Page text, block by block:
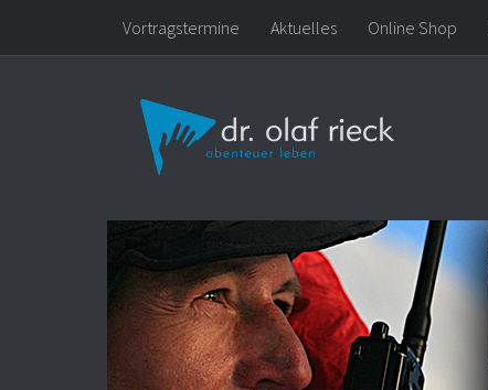
Zum Inhalt springen
Vortragstermine Aktuelles Online Shop